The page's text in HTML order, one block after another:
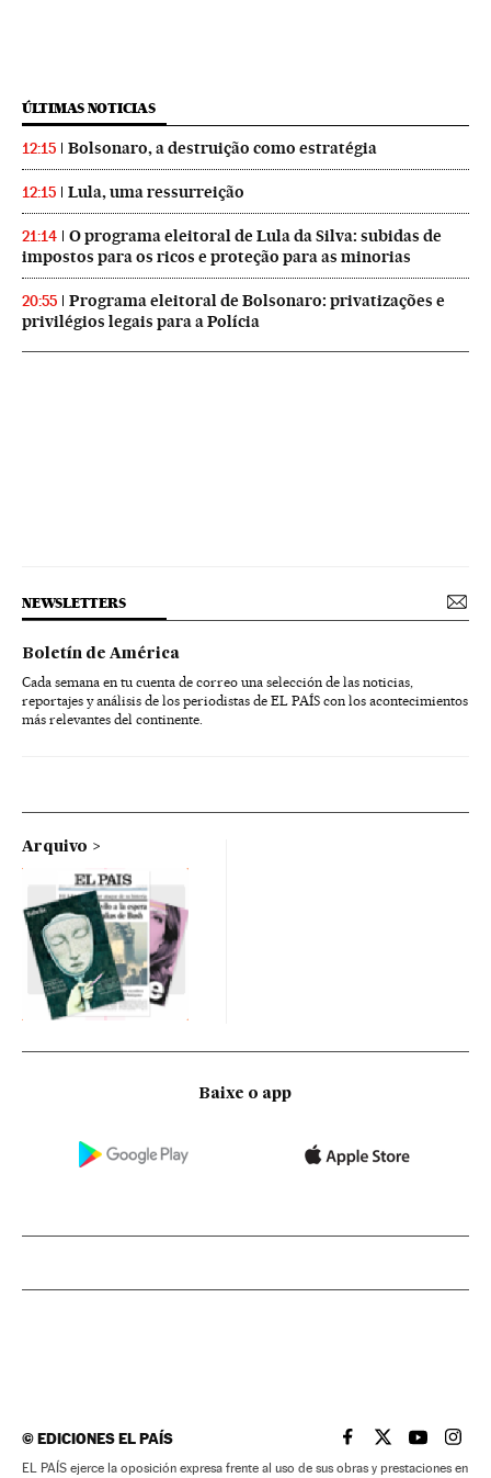
ÚLTIMAS NOTICIAS
12:15 Bolsonaro, a destruição como estratégia
12:15 Lula, uma ressurreição
21:14
O programa eleitoral de Lula da Silva: subidas de
impostos para os ricos e proteção para as minorias
20:55
Programa eleitoral de Bolsonaro: privatizações e
privilégios legais para a Polícia
NEWSLETTERS
Boletín de América
Cada semana en tu cuenta de correo una selección de las noticias,
reportajes y análisis de los periodistas de EL PAÍS con los acontecimientos
más relevantes del continente.
Arquivo
Baixe o app
©EDICIONES EL PAÍS EL PAÍS BRASIL EN
EL PAÍSEL PAÍS
EL
EL PAÍS ejerce la oposición expresa frente al uso de sus obras y prestaciones en